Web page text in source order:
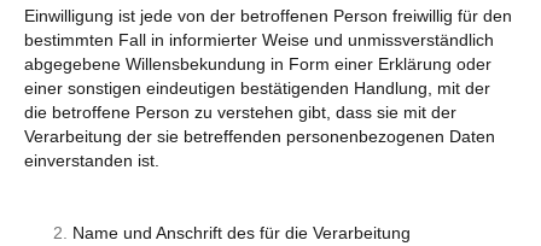
Einwilligung ist jede von der betroffenen Person freiwillig für den
bestimmten Fall in informierter Weise und unmissverständlich
abgegebene Willensbekundung in Form einer Erklärung oder
einer sonstigen eindeutigen bestätigenden Handlung, mit der
die betroffene Person zu verstehen gibt, dass sie mit der
Verarbeitung der sie betreffenden personenbezogenen Daten
einverstanden ist.
Name und Anschrift des für die Verarbeitung